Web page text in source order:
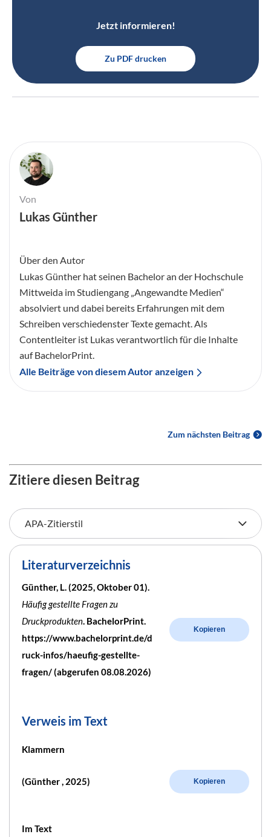
Jetzt informieren!
Zu PDF drucken
Von
Lukas Günther
Über den Autor
Lukas Günther hat seinen Bachelor an der Hochschule
Mittweida im Studiengang „Angewandte Medien“
absolviert und dabei bereits Erfahrungen mit dem
Schreiben verschiedenster Texte gemacht. Als
Contentleiter ist Lukas verantwortlich für die Inhalte
auf BachelorPrint.
Alle Beiträge von diesem Autor anzeigen
Zum nächsten Beitrag
Zitiere diesen Beitrag
Literaturverzeichnis
Günther, L. (2025, Oktober 01).
Häufig gestellte Fragen zu
Druckprodukten. BachelorPrint.
https://www.bachelorprint.de/d
ruck-infos/haeufig-gestellte-
fragen/ (abgerufen 08.08.2026)
Kopieren
Verweis im Text
Klammern
(Günther , 2025) Kopieren
Im Text